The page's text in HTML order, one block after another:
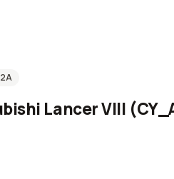
Lancer VIII